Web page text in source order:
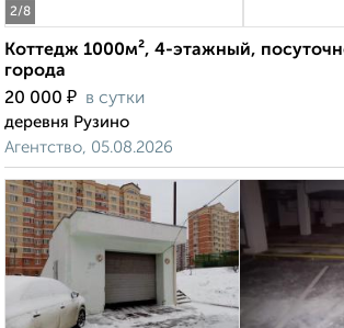
2/8
Коттедж 1000м², 4-этажный,
города
20 000 ₽ в сутки
деревня Рузино
Агентство, 05.08.2026